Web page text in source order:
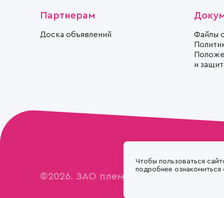
Партнерам
Доска объявлений
Файлы
и
©2026. ЗАО племзавод «Ирмень»
Чтобы пользоваться
подробнее ознакомиться